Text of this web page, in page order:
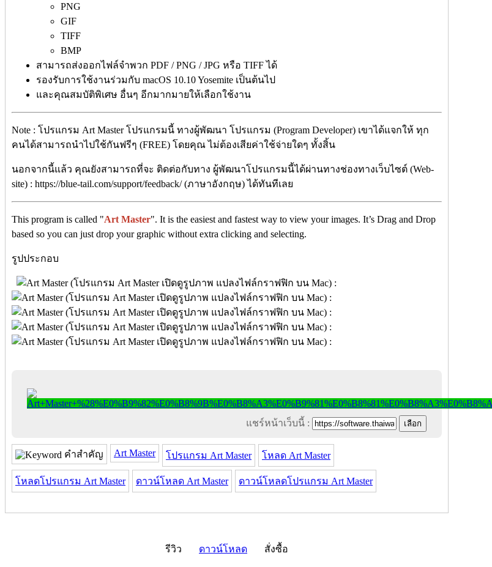
PNG
GIF
TIFF
BMP
สามารถส่งออกไฟล์จำพวก PDF / PNG / JPG หรือ TIFF ได้
รองรับการใช้งานร่วมกับ macOS 10.10 Yosemite เป็นต้นไป
และคุณสมบัติพิเศษ อื่นๆ อีกมากมายให้เลือกใช้งาน
Note : โปรแกรม Art Master​ โปรแกรมนี้ ทางผู้พัฒนา โปรแกรม (Program Developer) เขาได้แจกให้ ทุก
คนได้สามารถนำไปใช้กันฟรีๆ (FREE) โดยคุณ ไม่ต้องเสียค่าใช้จ่ายใดๆ ทั้งสิ้น
นอกจากนี้แล้ว คุณยังสามารถที่จะ ติดต่อกับทาง ผู้พัฒนาโปรแกรมนี้ได้ผ่านทางช่องทางเว็บไซต์ (Web-
site) : https://blue-tail.com/support/feedback/ (ภาษาอังกฤษ) ได้ทันทีเลย
This program is called "Art Master". It is the easiest and fastest way to view your images. It’s Drag and Drop
based so you can just drop your graphic without extra clicking and selecting.
รูปประกอบ
แชร์หน้าเว็บนี้ :
คำสำคัญ Art Master โปรแกรม Art Master โหลด Art Master
โหลดโปรแกรม Art Master ดาวน์โหลด Art Master ดาวน์โหลดโปรแกรม Art Master
รีวิว ดาวน์โหลด สั่งซื้อ